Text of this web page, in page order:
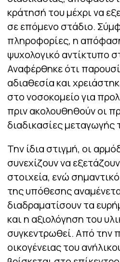
κράτησή του μέχρι να
σε επόμενο στάδιο.
πληροφορίες, η
ψυχολογικό αντίκτυπο
Αναφέρθηκε ότι
αδιαθεσία και
στο νοσοκομείο για
πριν ακολουθηθούν οι
διαδικασίες μεταγωγής
Την ίδια στιγμή, οι
συνεχίζουν να
στοιχεία, ενώ
της υπόθεσης
διαδραματίσουν τα
και η αξιολόγηση του
συγκεντρωθεί. Από την
οικογένειας του